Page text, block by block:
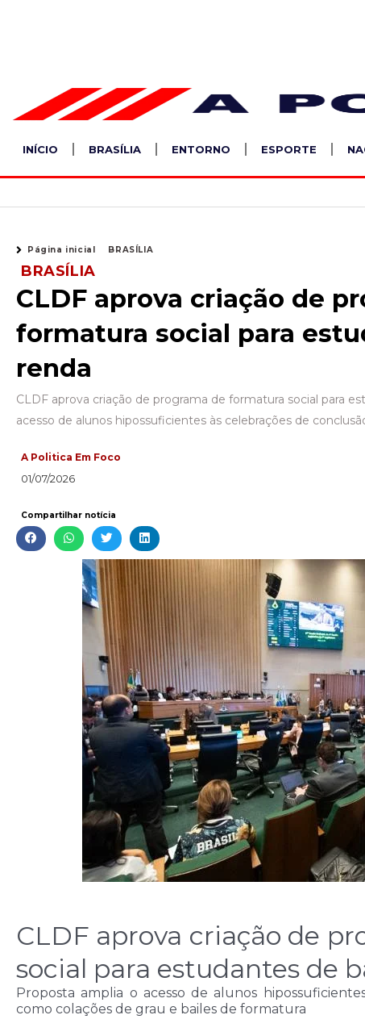
INÍCIO BRASÍLIA ENTORNO ESPORTE
Página inicial BRASÍLIA
BRASÍLIA
CLDF aprova criação de
formatura social para
renda
CLDF aprova criação de programa de formatura social para
acesso de alunos hipossuficientes às celebrações de
A Politica Em Foco
01/07/2026
Compartilhar notícia
CLDF aprova criação de
social para estudantes de
Proposta amplia o acesso de alunos
como colações de grau e bailes de formatura